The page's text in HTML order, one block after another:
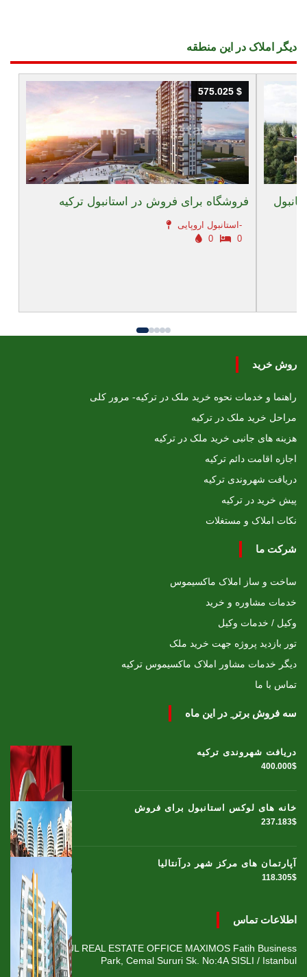
دیگر املاک در این منطقه
فروشگاه برای فروش در استانبول ترکیه
استانبول اروپایی-
0
0
575.025 $
575.025 $
روش خرید
راهنما و خدمات نحوه خرید ملک در ترکیه- مرور کلی
مراحل خرید ملک در ترکیه
هزینه های جانبی خرید ملک در ترکیه
اجازه اقامت دائم ترکیه
دریافت شهروندی ترکیه
پیش خرید در ترکیه
نکات املاک و مستغلات
شرکت ما
ساخت و ساز املاک ماکسیموس
خدمات مشاوره و خرید
وکیل / خدمات وکیل
تور بازدید پروژه جهت خرید ملک
دیگر خدمات مشاور املاک ماکسیموس ترکیه
تماس با ما
سه فروش برتر ِ در این ماه
دریافت شهروندی ترکیه
400.000$
خانه های لوکس استانبول برای فروش
237.183$
آپارتمان های مرکز شهر درآنتالیا
118.305$
اطلاعات تماس
ISTANBUL REAL ESTATE OFFICE MAXIMOS Fatih Business
Park, Cemal Sururi Sk. No:4A SISLI / Istanbul